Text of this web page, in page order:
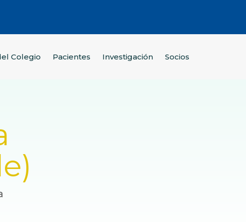
Colegio Pacientes Investigación Socios